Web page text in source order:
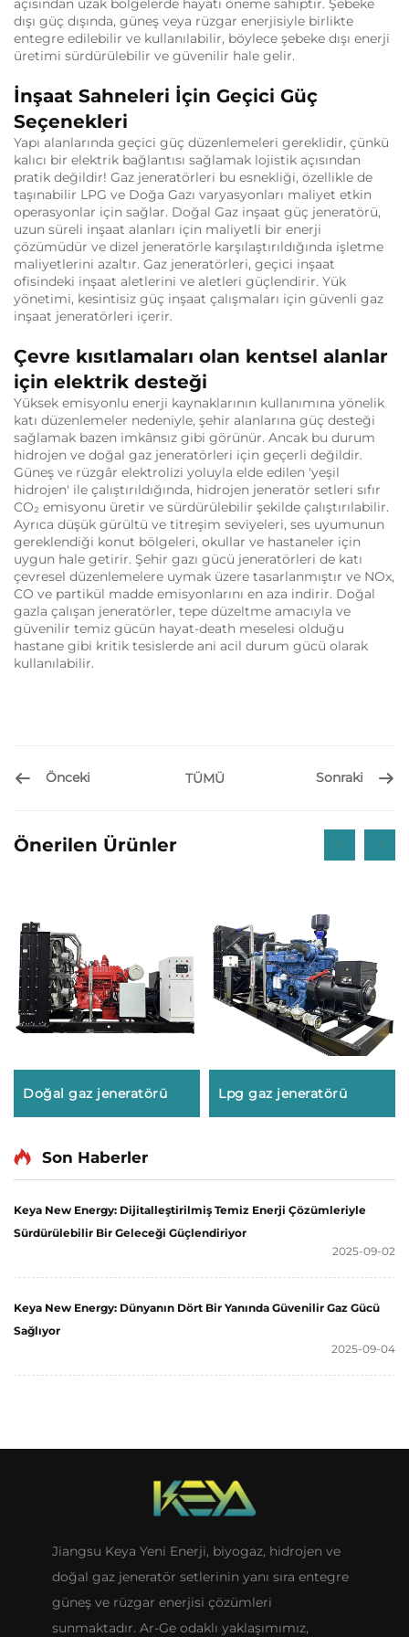
dışı güç dışında, güneş veya rüzgar enerjisiyle birlikte
entegre edilebilir ve kullanılabilir, böylece şebeke dışı enerji
üretimi sürdürülebilir ve güvenilir hale gelir.
İnşaat Sahneleri İçin Geçici Güç
Seçenekleri
Yapı alanlarında geçici güç düzenlemeleri gereklidir, çünkü
kalıcı bir elektrik bağlantısı sağlamak lojistik açısından
pratik değildir! Gaz jeneratörleri bu esnekliği, özellikle de
taşınabilir LPG ve Doğa Gazı varyasyonları maliyet etkin
operasyonlar için sağlar. Doğal Gaz inşaat güç jeneratörü,
uzun süreli inşaat alanları için maliyetli bir enerji
çözümüdür ve dizel jeneratörle karşılaştırıldığında işletme
maliyetlerini azaltır. Gaz jeneratörleri, geçici inşaat
ofisindeki inşaat aletlerini ve aletleri güçlendirir. Yük
yönetimi, kesintisiz güç inşaat çalışmaları için güvenli gaz
inşaat jeneratörleri içerir.
Çevre kısıtlamaları olan kentsel alanlar
için elektrik desteği
Yüksek emisyonlu enerji kaynaklarının kullanımına yönelik
katı düzenlemeler nedeniyle, şehir alanlarına güç desteği
sağlamak bazen imkânsız gibi görünür. Ancak bu durum
hidrojen ve doğal gaz jeneratörleri için geçerli değildir.
Güneş ve rüzgâr elektrolizi yoluyla elde edilen 'yeşil
hidrojen' ile çalıştırıldığında, hidrojen jeneratör setleri sıfır
CO₂ emisyonu üretir ve sürdürülebilir şekilde çalıştırılabilir.
Ayrıca düşük gürültü ve titreşim seviyeleri, ses uyumunun
gereklendiği konut bölgeleri, okullar ve hastaneler için
uygun hale getirir. Şehir gazı gücü jeneratörleri de katı
çevresel düzenlemelere uymak üzere tasarlanmıştır ve NOx,
CO ve partikül madde emisyonlarını en aza indirir. Doğal
gazla çalışan jeneratörler, tepe düzeltme amacıyla ve
güvenilir temiz gücün hayat-death meselesi olduğu
hastane gibi kritik tesislerde ani acil durum gücü olarak
kullanılabilir.
Önceki TÜMÜ Sonraki
Önerilen Ürünler
Doğal gaz jeneratörü Lpg gaz jeneratörü
Son Haberler
Keya New Energy: Dijitalleştirilmiş Temiz Enerji Çözümleriyle
Sürdürülebilir Bir Geleceği Güçlendiriyor
2025-09-02
Keya New Energy: Dünyanın Dört Bir Yanında Güvenilir Gaz Gücü
Sağlıyor
2025-09-04
Jiangsu Keya Yeni Enerji, biyogaz, hidrojen ve
doğal gaz jeneratör setlerinin yanı sıra entegre
güneş ve rüzgar enerjisi çözümleri
sunmaktadır. Ar-Ge odaklı yaklaşımımız,